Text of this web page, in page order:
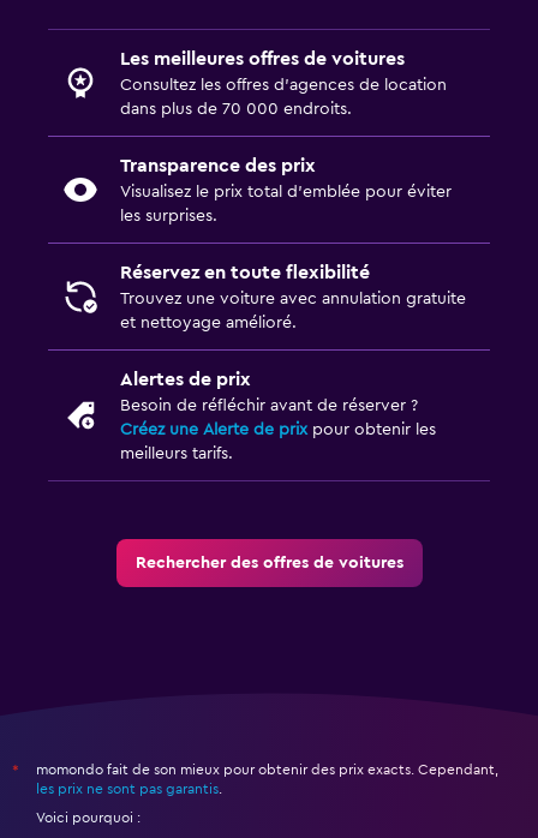
Les meilleures offres de voitures
Consultez les offres d’agences de location
dans plus de 70 000 endroits.
Transparence des prix
Visualisez le prix total d’emblée pour éviter
les surprises.
Réservez en toute flexibilité
Trouvez une voiture avec annulation gratuite
et nettoyage amélioré.
Alertes de prix
Besoin de réfléchir avant de réserver ?
Créez une Alerte de prixpour obtenir les
meilleurs tarifs.
Rechercher des offres de voitures
*
momondo fait de son mieux pour obtenir des prix exacts. Cependant,
les prix ne sont pas garantis.
Voici pourquoi :